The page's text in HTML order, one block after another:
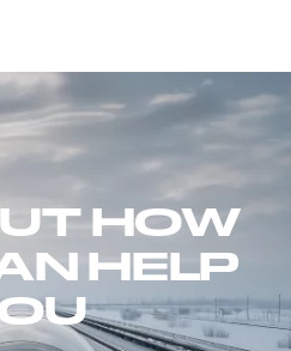
HOW
HELP